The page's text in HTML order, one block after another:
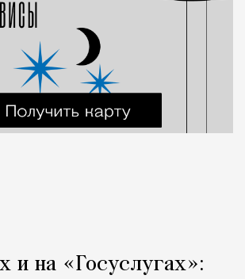
и на «Госуслугах»: